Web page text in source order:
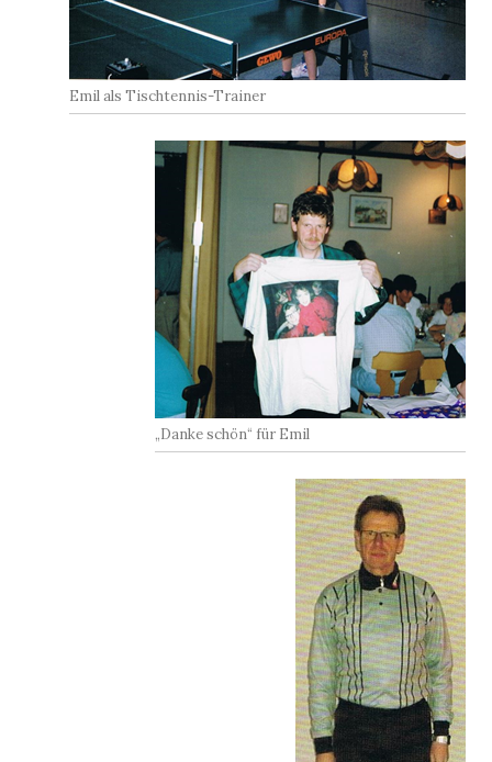
Emil als Tischtennis-Trainer
„Danke schön“ für Emil